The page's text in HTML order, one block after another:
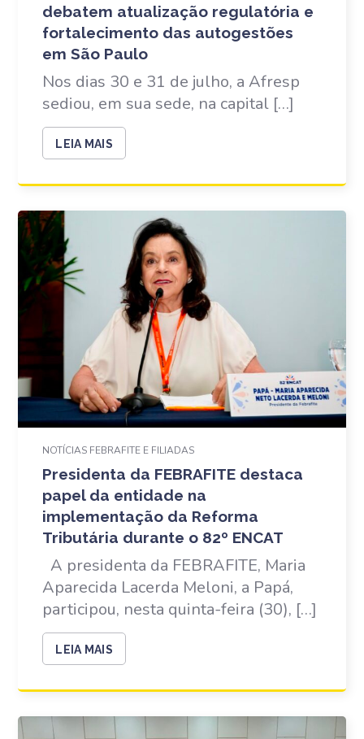
debatem atualização regulatória e
fortalecimento das autogestões
em São Paulo
Nos dias 30 e 31 de julho, a Afresp
sediou, em sua sede, na capital […]
LEIA MAIS
NOTÍCIAS FEBRAFITE E FILIADAS
Presidenta da FEBRAFITE destaca
papel da entidade na
implementação da Reforma
Tributária durante o 82º ENCAT
A presidenta da FEBRAFITE, Maria
Aparecida Lacerda Meloni, a Papá,
participou, nesta quinta-feira (30), […]
LEIA MAIS